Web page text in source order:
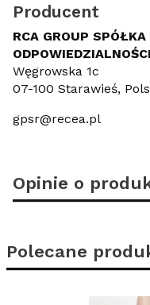
Producent
RCA GROUP
Węgrowska 1c
07-100 Starawieś,
gpsr@recea.pl
Opinie o
Polecane